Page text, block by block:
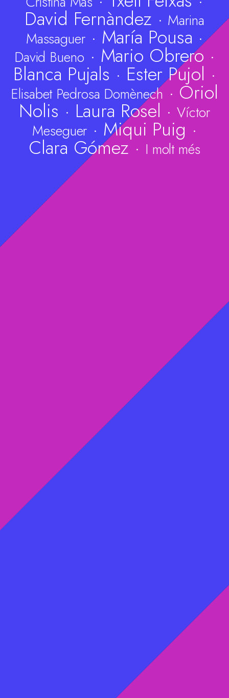
David Fernàndez · Marina
Massaguer · María Pousa ·
David Bueno · Mario Obrero ·
Blanca Pujals · Ester Pujol ·
Elisabet Pedrosa Domènech · Oriol
Nolis · Laura Rosel ·Víctor
Meseguer · Miqui Puig ·
Clara Gómez · I molt més